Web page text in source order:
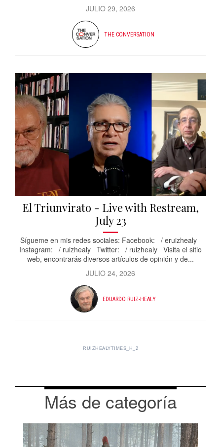
JULIO 29, 2026
THE CONVERSATION
El Triunvirato - Live with Restream,
July 23
Sígueme en mis redes sociales: Facebook: / eruizhealy
Instagram: / ruizhealy Twitter: / ruizhealy Visita el sitio
web, encontrarás diversos artículos de opinión y de...
JULIO 24, 2026
EDUARDO RUIZ-HEALY
RUIZHEALYTIMES_H_2
Más de categoría